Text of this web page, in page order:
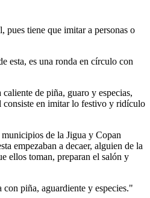
pues tiene que imitar a personas o
esta, es una ronda en círculo con
de piña, guaro y especias,
consiste en imitar lo festivo y ridículo
de la Jigua y Copan
empezaban a decaer, alguien de la
ellos toman, preparan el salón y
piña, aguardiente y especies."